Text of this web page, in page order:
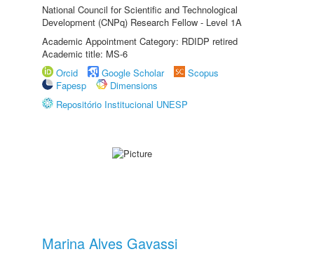
National Council for Scientific and Technological
Development (CNPq) Research Fellow - Level 1A
Academic Appointment Category: RDIDP retired
Academic title: MS-6
Orcid
Google Scholar
Scopus
Fapesp
Dimensions
Repositório Institucional UNESP
Marina Alves Gavassi